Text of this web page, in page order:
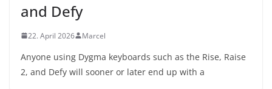
and Defy
22. April 2026 Marcel
Anyone using Dygma keyboards such as the Rise, Raise
2, and Defy will sooner or later end up with a